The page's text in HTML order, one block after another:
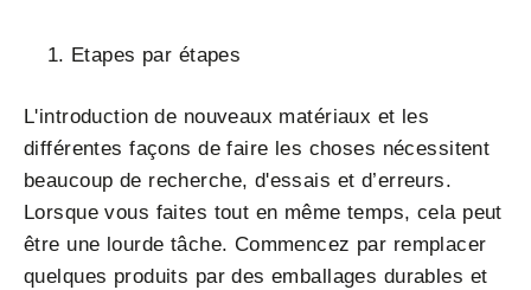
Etapes par étapes
L'introduction de nouveaux matériaux et les
différentes façons de faire les choses nécessitent
beaucoup de recherche, d'essais et d’erreurs.
Lorsque vous faites tout en même temps, cela peut
être une lourde tâche. Commencez par remplacer
quelques produits par des emballages durables et